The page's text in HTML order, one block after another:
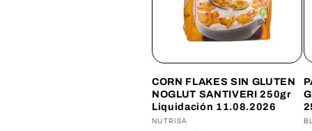
CORN FLAKES SIN GLUTEN
NOGLUT SANTIVERI 250gr
Liquidación 11.08.2026
Proveedor:
NUTRISA